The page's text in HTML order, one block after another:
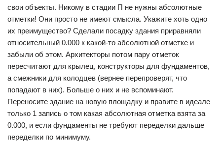
свои объекты. Никому в стадии П не нужны абсолютные
отметки! Они просто не имеют смысла. Укажите хоть одно
их преимущество? Сделали посадку здания приравняли
относительный 0.000 к какой-то абсолютной отметке и
забыли об этом. Архитекторы потом пару отметок
пересчитают для крылец, конструкторы для фундаментов,
а смежники для колодцев (вернее перепроверят, что
попадают в них). Больше о них и не вспоминают.
Переносите здание на новую площадку и правите в идеале
только 1 запись о том какая абсолютная отметка взята за
0.000, и если фундаменты не требуют переделки дальше
переделки по минимуму.